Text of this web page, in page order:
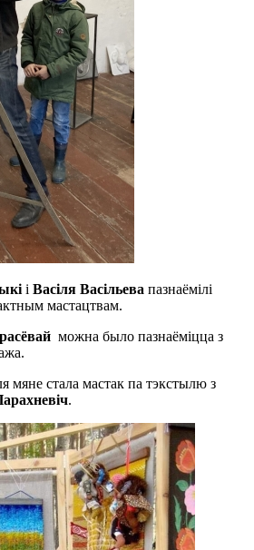
і Васіля Васільева пазнаёмілі
мастацтвам.
можна было пазнаёміцца з
стала мастак па тэкстылю з
.